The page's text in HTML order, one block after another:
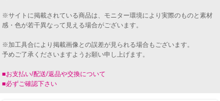
※サイトに掲載されている商品は、モニター環境により実際のものと素材
感・色が若干異なって見える場合がございます。
※加工具合により掲載画像との誤差が見られる場合もございます。
予めご了承くださいますようお願い申し上げます。
■お支払い/配送/返品や交換について
■必ずご確認下さい